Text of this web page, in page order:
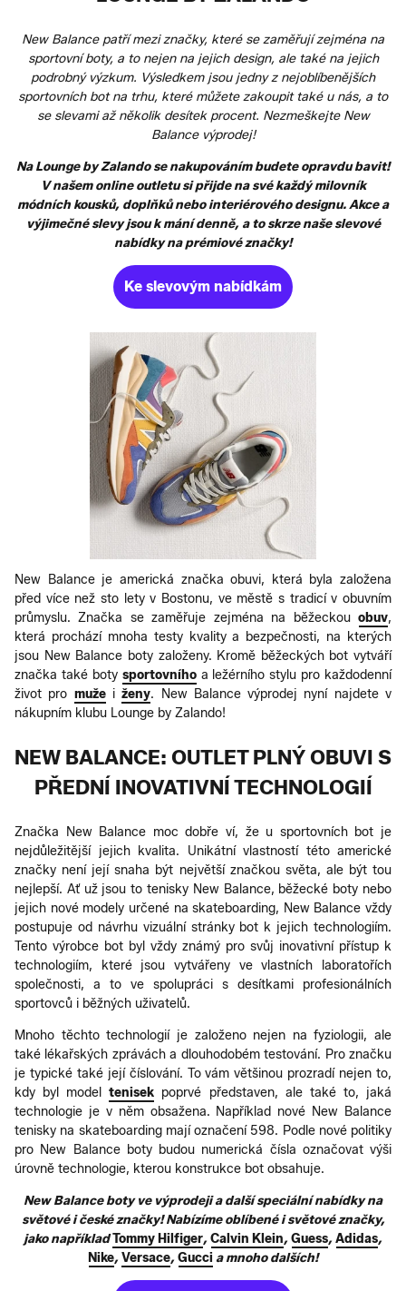
New Balance patří mezi značky, které se zaměřují zejména na
sportovní boty, a to nejen na jejich design, ale také na jejich
podrobný výzkum. Výsledkem jsou jedny z nejoblíbenějších
sportovních bot na trhu, které můžete zakoupit také u nás, a to
se slevami až několik desítek procent. Nezmeškejte New
Balance výprodej!
Na Lounge by Zalando se nakupováním budete opravdu bavit!
V našem online outletu si přijde na své každý milovník
módních kousků, doplňků nebo interiérového designu. Akce a
výjimečné slevy jsou k mání denně, a to skrze naše slevové
nabídky na prémiové značky!
Ke slevovým nabídkám
New Balance je americká značka obuvi, která byla založena
před více než sto lety v Bostonu, ve městě s tradicí v obuvním
průmyslu. Značka se zaměřuje zejména na běžeckou obuv,
která prochází mnoha testy kvality a bezpečnosti, na kterých
jsou New Balance boty založeny. Kromě běžeckých bot vytváří
značka také boty sportovníhoa ležérního stylu pro každodenní
život pro mužeiženy. New Balance výprodej nyní najdete v
nákupním klubu Lounge by Zalando!
NEW BALANCE: OUTLET PLNÝ OBUVI S
PŘEDNÍ INOVATIVNÍ TECHNOLOGIÍ
Značka New Balance moc dobře ví, že u sportovních bot je
nejdůležitější jejich kvalita. Unikátní vlastností této americké
značky není její snaha být největší značkou světa, ale být tou
nejlepší. Ať už jsou to tenisky New Balance, běžecké boty nebo
jejich nové modely určené na skateboarding, New Balance vždy
postupuje od návrhu vizuální stránky bot k jejich technologiím.
Tento výrobce bot byl vždy známý pro svůj inovativní přístup k
technologiím, které jsou vytvářeny ve vlastních laboratořích
společnosti, a to ve spolupráci s desítkami profesionálních
sportovců i běžných uživatelů.
Mnoho těchto technologií je založeno nejen na fyziologii, ale
také lékařských zprávách a dlouhodobém testování. Pro značku
je typické také její číslování. To vám většinou prozradí nejen to,
kdy byl modeltenisek poprvé představen, ale také to, jaká
technologie je v něm obsažena. Například nové New Balance
tenisky na skateboarding mají označení 598. Podle nové politiky
pro New Balance boty budou numerická čísla označovat výši
úrovně technologie, kterou konstrukce bot obsahuje.
New Balance boty ve výprodeji a další speciální nabídky na
světové i české značky! Nabízíme oblíbené i světové značky,
jako napříkladTommy Hilfiger,Calvin Klein,Guess,Adidas,
Nike,Versace,Gucci a mnoho dalších!